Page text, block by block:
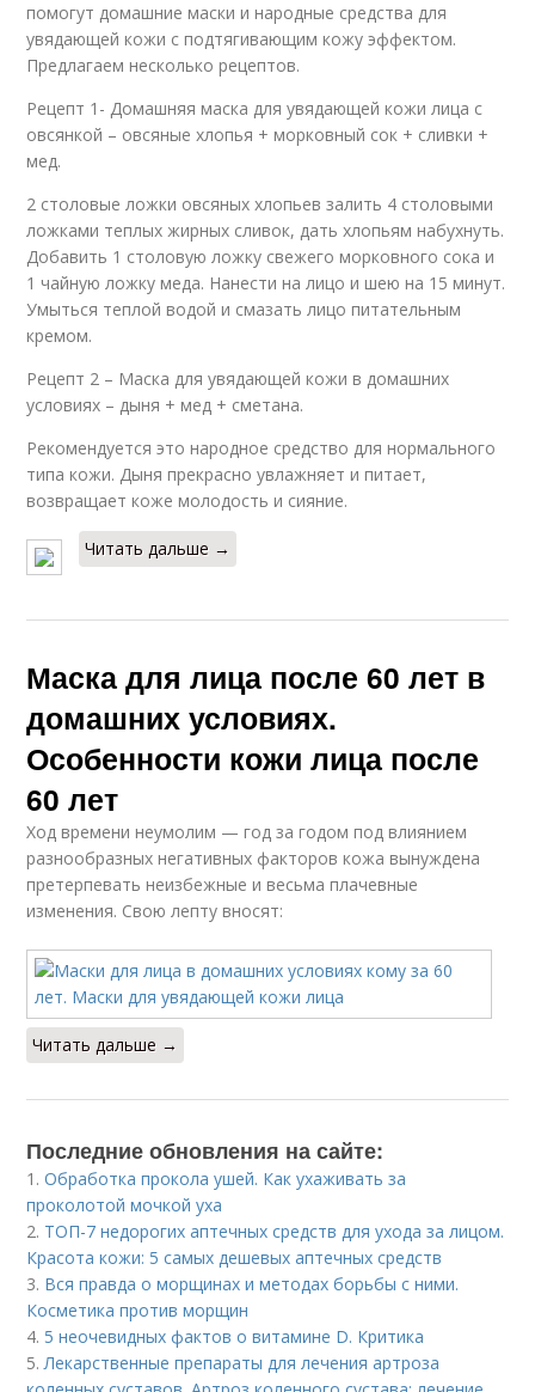
помогут домашние маски и народные средства для
увядающей кожи с подтягивающим кожу эффектом.
Предлагаем несколько рецептов.
Рецепт 1- Домашняя маска для увядающей кожи лица с
овсянкой – овсяные хлопья + морковный сок + сливки +
мед.
2 столовые ложки овсяных хлопьев залить 4 столовыми
ложками теплых жирных сливок, дать хлопьям набухнуть.
Добавить 1 столовую ложку свежего морковного сока и
1 чайную ложку меда. Нанести на лицо и шею на 15 минут.
Умыться теплой водой и смазать лицо питательным
кремом.
Рецепт 2 – Маска для увядающей кожи в домашних
условиях – дыня + мед + сметана.
Рекомендуется это народное средство для нормального
типа кожи. Дыня прекрасно увлажняет и питает,
возвращает коже молодость и сияние.
Читать дальше →
Маска для лица после 60 лет в
домашних условиях.
Особенности кожи лица после
60 лет
Ход времени неумолим — год за годом под влиянием
разнообразных негативных факторов кожа вынуждена
претерпевать неизбежные и весьма плачевные
изменения. Свою лепту вносят:
Читать дальше →
Последние обновления на сайте:
1.Обработка прокола ушей. Как ухаживать за
проколотой мочкой уха
2. ТОП-7 недорогих аптечных средств для ухода за лицом.
Красота кожи: 5 самых дешевых аптечных средств
3. Вся правда о морщинах и методах борьбы с ними.
Косметика против морщин
4. 5 неочевидных фактов о витамине D. Критика
5.Лекарственные препараты для лечения артроза